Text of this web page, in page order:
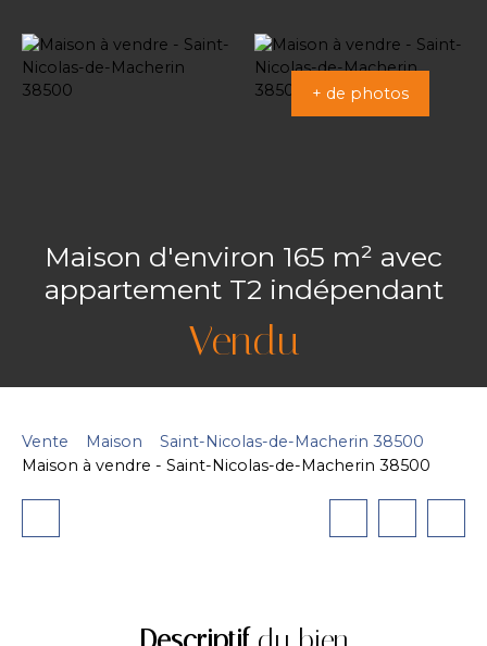
+ de photos
Maison d'environ 165 m² avec
appartement T2 indépendant
Vendu
Vente Maison
Saint-Nicolas-de-Macherin 38500
Maison à vendre - Saint-Nicolas-de-Macherin 38500